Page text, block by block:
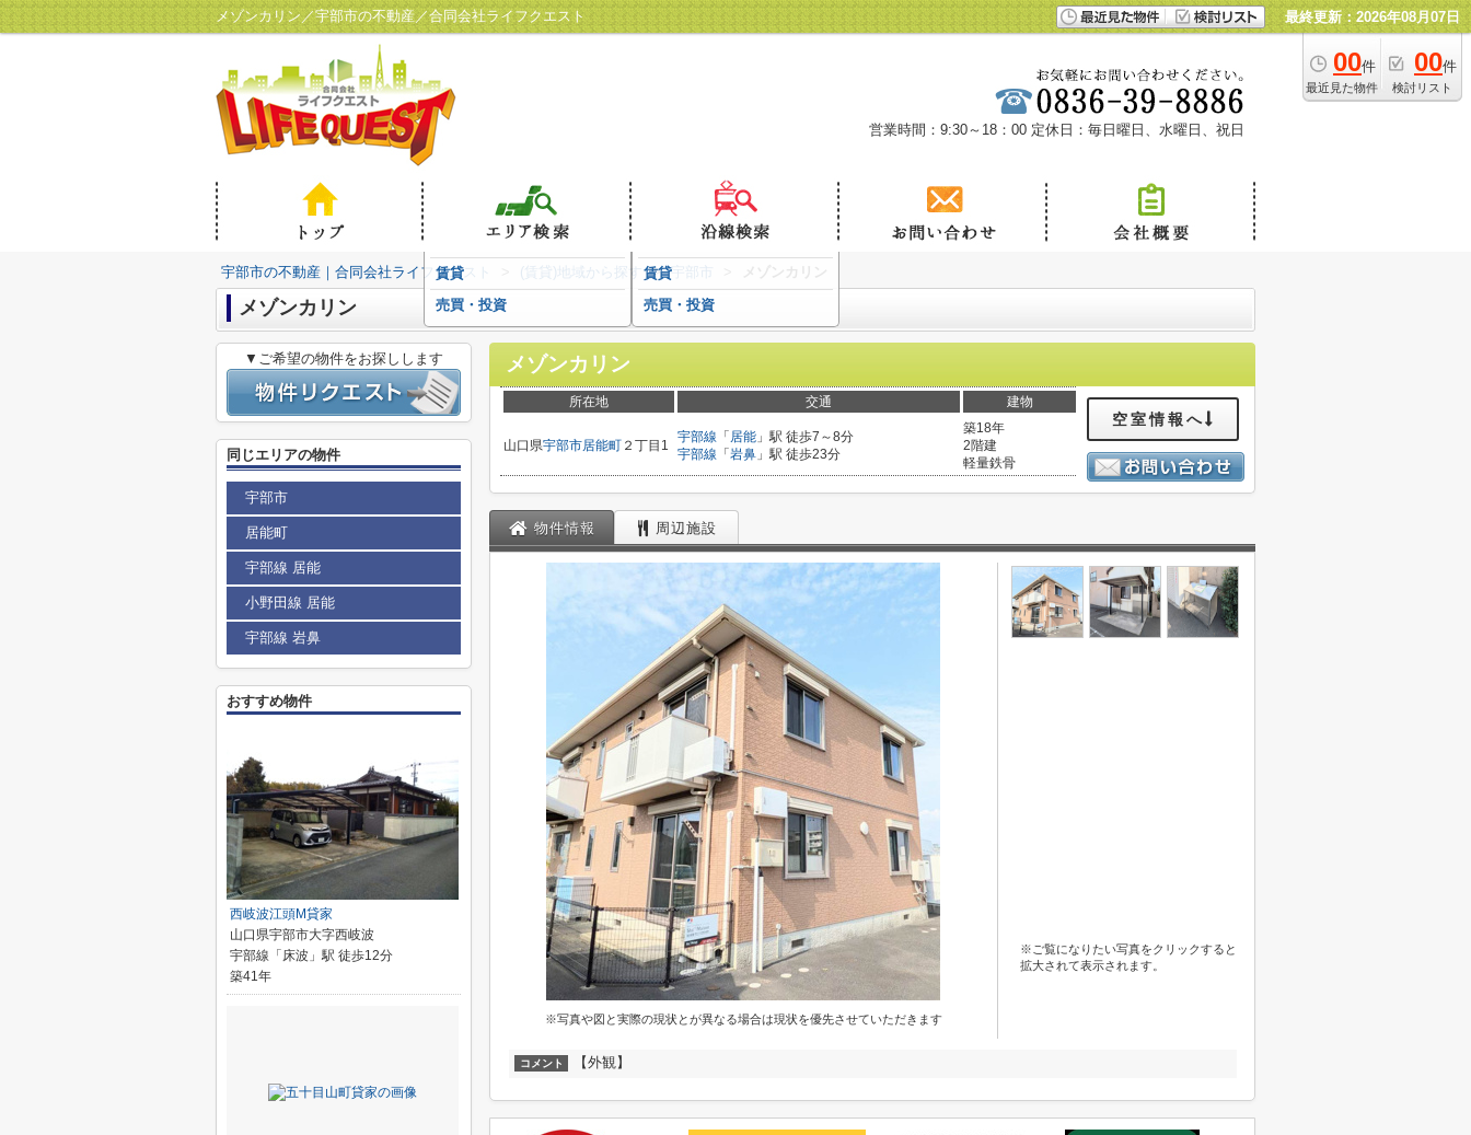
メゾンカリン／宇部市の不動産／合同会社ライフクエスト 最終更新：2026年08月07日
00件
最近見た物件
00件
検討リスト
営業時間：9:30～18：00 定休日：毎日曜日、水曜日、祝日
賃貸
売買・投資
賃貸
売買・投資
宇部市の不動産｜合同会社ライフクエスト (賃貸)地域から探す > 宇部市
メゾンカリン
メゾンカリン
所在地 交通 建物
山口県宇部市居能町 ２丁目1
宇部線 「 居能 」駅 徒歩7～8分
宇部線 「 岩鼻 」駅 徒歩23分
築18年
2階建
軽量鉄骨
空室情報へ
物件情報 周辺施設
※写真や図と実際の現状とが異なる場合は現状を優先させていただきます
※ご覧になりたい写真をクリックすると
拡大されて表示されます。
コメント 【外観】
▼ご希望の物件をお探しします
同じエリアの物件
宇部市
居能町
宇部線 居能
小野田線 居能
宇部線 岩鼻
おすすめ物件
西岐波江頭M貸家
山口県宇部市大字西岐波
宇部線「床波」駅 徒歩12分
築41年